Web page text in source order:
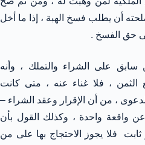
أن يطلب فسخ الهبة ، إذا ما أخل
حق الفسخ .
سابق على الشراء والتملك ، وأنه
الثمن ، فلا غناء عنه ، متى كانت
، من أن الإقرار وعقد الشراء –
عن واقعة واحدة ، وكذلك القول بأن
ثابت فلا يجوز الاحتجاج بها على من